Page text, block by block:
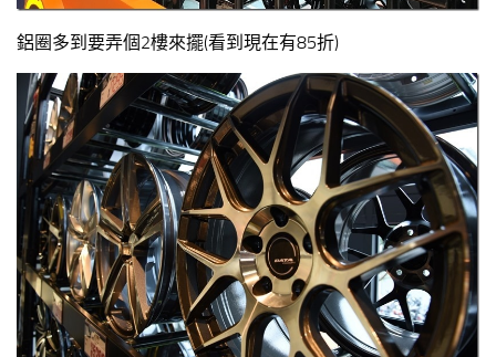
鋁圈多到要弄個2樓來擺(看到現在有85折)